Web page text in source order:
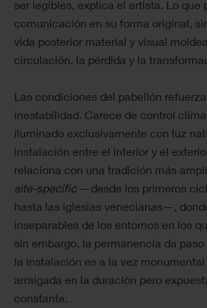
ser legibles, explica el artista. Lo que
comunicación en su forma original,
vida posterior material y visual
circulación, la pérdida y la
Las condiciones del pabellón
inestabilidad. Carece de control
iluminado exclusivamente con luz
instalación entre el interior y el
relaciona con una tradición más
site-specific —desde los primeros
hasta las iglesias venecianas—,
inseparables de los entornos en los
sin embargo, la permanencia da
la instalación es a la vez
arraigada en la duración pero
constante.